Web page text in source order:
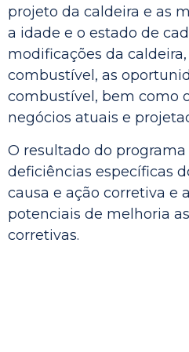
projeto da caldeira e as
a idade e o estado de
modificações da
combustível, as
combustível, bem como
negócios atuais e
O resultado do
deficiências específicas
causa e ação corretiva e
potenciais de melhoria
corretivas.